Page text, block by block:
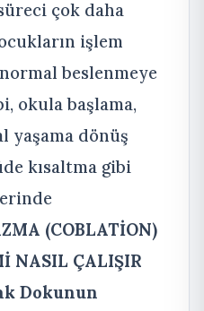
çok daha
işlem
beslenmeye
okula başlama,
yaşama dönüş
kısaltma gibi
(COBLATİON)
NASIL ÇALIŞIR
Dokunun